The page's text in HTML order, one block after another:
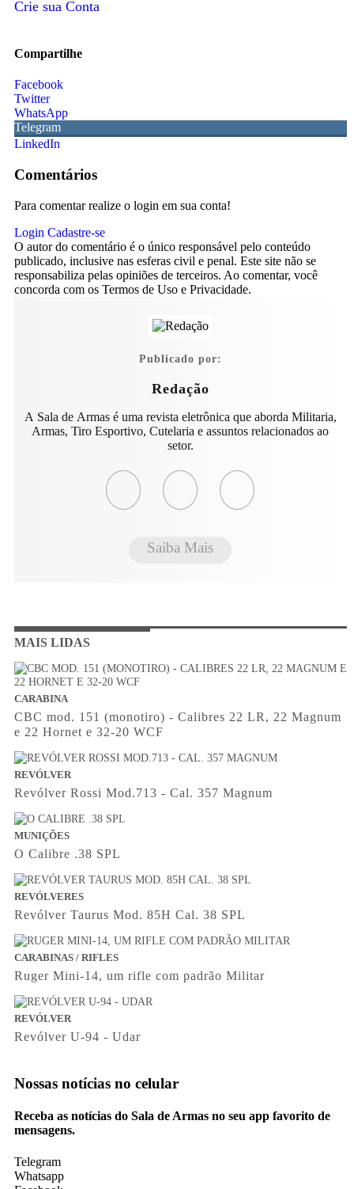
Crie sua Conta
Compartilhe
Facebook
Twitter
WhatsApp
Telegram
LinkedIn
Comentários
Para comentar realize o login em sua conta!
Login Cadastre-se
O autor do comentário é o único responsável pelo conteúdo
publicado, inclusive nas esferas civil e penal. Este site não se
responsabiliza pelas opiniões de terceiros. Ao comentar, você
concorda com os Termos de Uso e Privacidade.
Publicado por:
Redação
A Sala de Armas é uma revista eletrônica que aborda Militaria,
Armas, Tiro Esportivo, Cutelaria e assuntos relacionados ao
setor.
Saiba Mais
MAIS LIDAS
CARABINA
CBC mod. 151 (monotiro) - Calibres 22 LR, 22 Magnum
e 22 Hornet e 32-20 WCF
REVÓLVER
Revólver Rossi Mod.713 - Cal. 357 Magnum
MUNIÇÕES
O Calibre .38 SPL
REVÓLVERES
Revólver Taurus Mod. 85H Cal. 38 SPL
CARABINAS / RIFLES
Ruger Mini-14, um rifle com padrão Militar
REVÓLVER
Revólver U-94 - Udar
Nossas notícias no celular
Receba as notícias do Sala de Armas no seu app favorito de
mensagens.
Telegram
Whatsapp